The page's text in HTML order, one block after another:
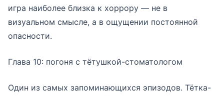
игра наиболее близка к хоррору — не в
визуальном смысле, а в ощущении постоянной
опасности.
Глава 10: погоня с тётушкой-стоматологом
Один из самых запоминающихся эпизодов. Тётка-